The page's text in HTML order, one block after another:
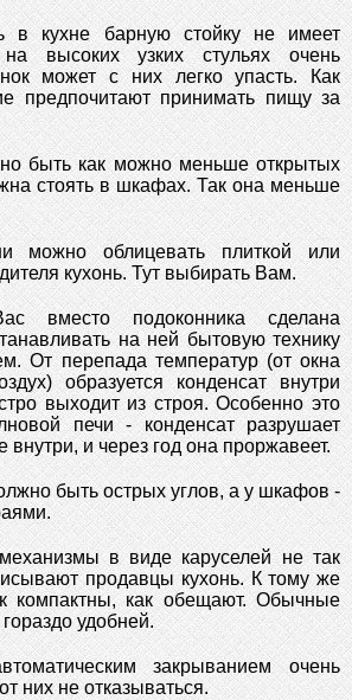
в кухне барную стойку не имеет
высоких узких стульях очень
может с них легко упасть. Как
предпочитают принимать пищу за
быть как можно меньше открытых
стоять в шкафах. Так она меньше
можно облицевать плиткой или
кухонь. Тут выбирать Вам.
вместо подоконника сделана
на ней бытовую технику
От перепада температур (от окна
образуется конденсат внутри
выходит из строя. Особенно это
печи - конденсат разрушает
внутри, и через год она проржавеет.
быть острых углов, а у шкафов -
в виде каруселей не так
продавцы кухонь. К тому же
компактны, как обещают. Обычные
удобней.
закрыванием очень
них не отказываться.